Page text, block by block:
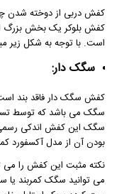
کفش دربی از دوخته شدن
کفش بلوکر یک بخش بزرگ
است. با توجه به شکل زیر
سگک دار:
کفش سگک دار فاقد بند
سگک می باشد که توسط
سگک این کفش اندکی
بودن آن از مدل آکسفورد
نکته مثبت این کفش را می
می توانید سگک کمربند